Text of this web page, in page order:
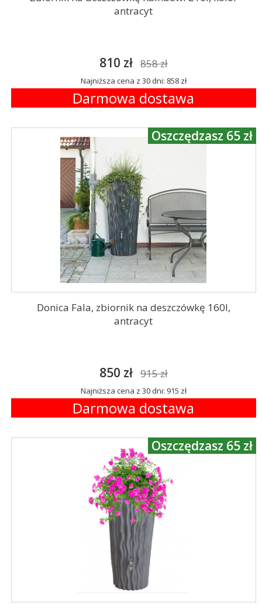
antracyt
810 zł 858 zł
Najniższa cena z 30 dni: 858 zł
Darmowa dostawa
Donica Fala, zbiornik na deszczówkę 160l,
antracyt
850 zł 915 zł
Najniższa cena z 30 dni: 915 zł
Darmowa dostawa
Oszczędzasz 65 zł
Oszczędzasz 65 zł